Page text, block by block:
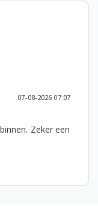
07-08-2026 07:07
Zeker een